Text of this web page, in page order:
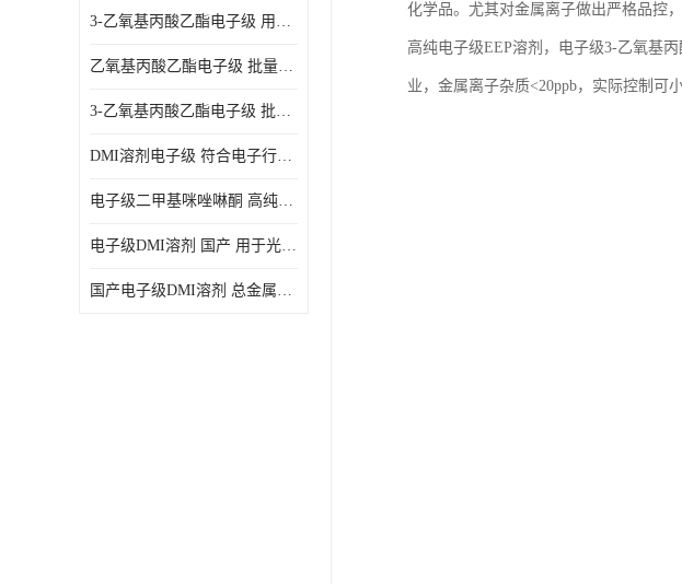
3-乙氧基丙酸乙酯电子级 用于剥离液 国产
乙氧基丙酸乙酯电子级 批量供应 电子级
3-乙氧基丙酸乙酯电子级 批量供应
DMI溶剂电子级 符合电子行业要求
电子级二甲基咪唑啉酮 高纯度 用于光阻
电子级DMI溶剂 国产 用于光刻胶
国产电子级DMI溶剂 总金属小于20ppb 用于半导体清洗
化学品。尤其对金属离子做出严格品控
高纯电子级EEP溶剂，电子级3-乙氧基
业，金属离子杂质<20ppb，实际控制可